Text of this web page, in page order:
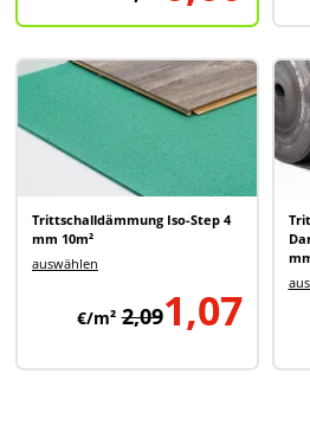
Trittschalldämmung Iso-Step 4
mm 10m²
auswählen
1,07
€/m² 2,09